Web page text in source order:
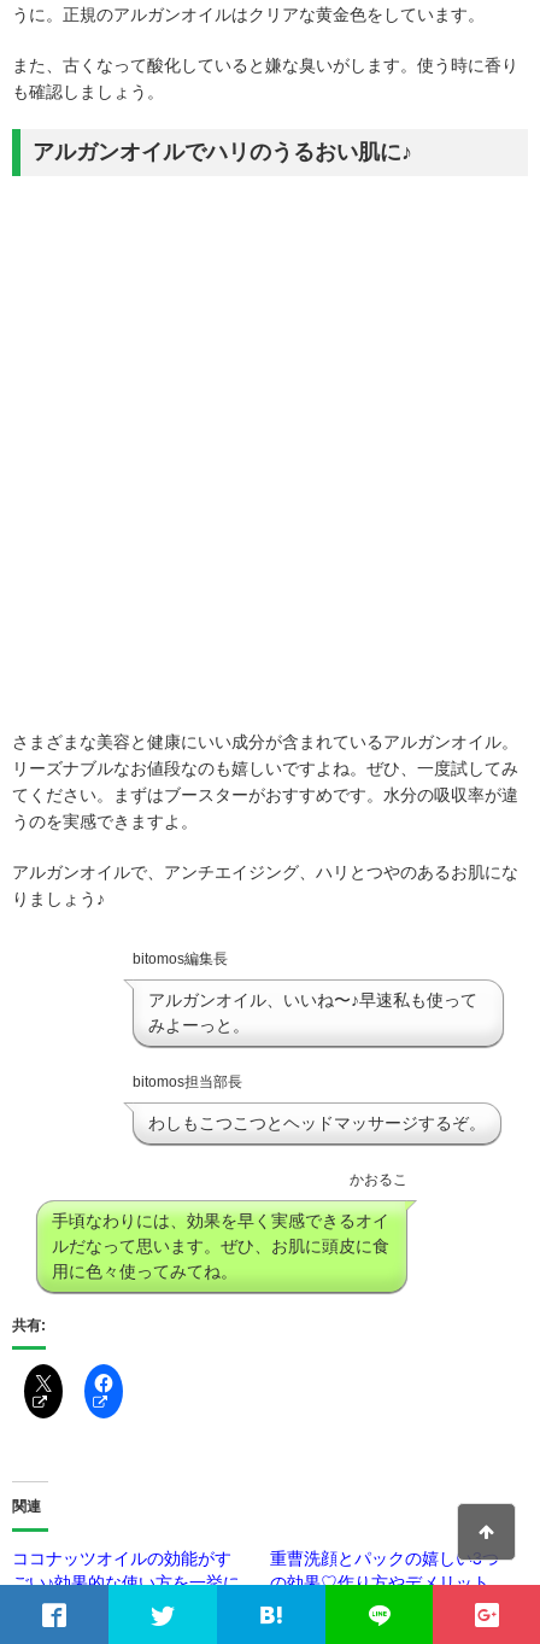
うに。正規のアルガンオイルはクリアな黄金色をしています。
また、古くなって酸化していると嫌な臭いがします。使う時に香り
も確認しましょう。
アルガンオイルでハリのうるおい肌に♪
さまざまな美容と健康にいい成分が含まれているアルガンオイル。
リーズナブルなお値段なのも嬉しいですよね。ぜひ、一度試してみ
てください。まずはブースターがおすすめです。水分の吸収率が違
うのを実感できますよ。
アルガンオイルで、アンチエイジング、ハリとつやのあるお肌にな
りましょう♪
bitomos編集長
アルガンオイル、いいね〜♪早速私も使って
みよーっと。
bitomos担当部長
わしもこつこつとヘッドマッサージするぞ。
かおるこ
手頃なわりには、効果を早く実感できるオイ
ルだなって思います。ぜひ、お肌に頭皮に食
用に色々使ってみてね。
共有:
関連
ココナッツオイルの効能がす
ごい♪効果的な使い方を一挙に
ご紹介
2016年8月30日
重曹洗顔とパックの嬉しい3つ
の効果♡作り方やデメリット
も徹底解説
2017年5月23日